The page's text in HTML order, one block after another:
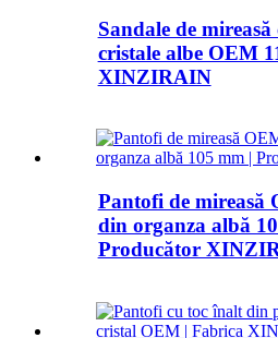
Sandale de
cristale albe OEM
XINZIRAIN
Pantofi de mireasă
din organza albă
Producător